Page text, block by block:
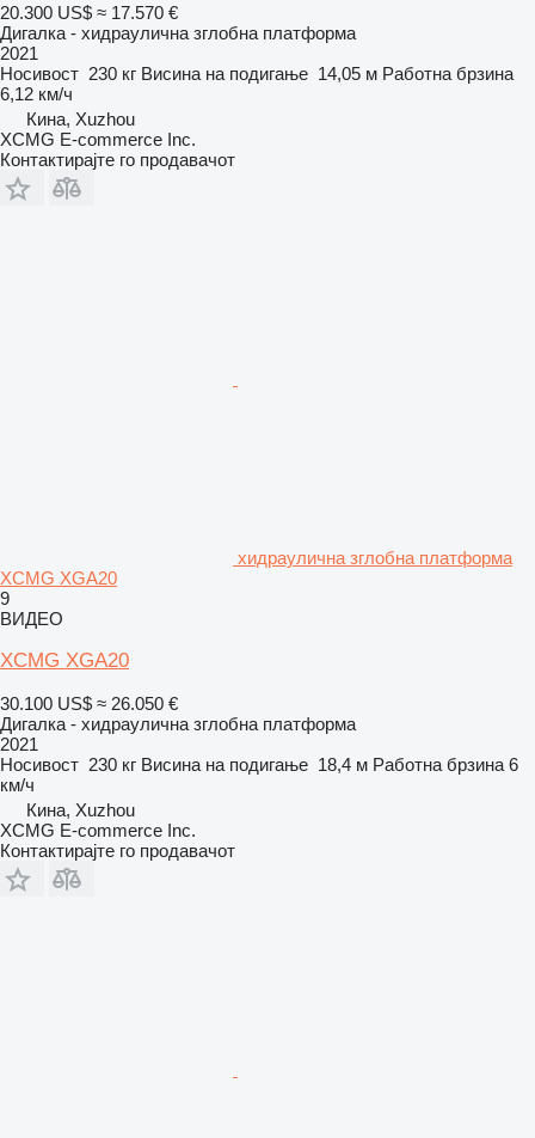
20.300 US$ ≈ 17.570 €
Дигалка - хидраулична зглобна платформа
2021
Носивост 230 кг Висина на подигање 14,05 м Работна брзина
6,12 км/ч
Кина, Xuzhou
XCMG E-commerce Inc.
Контактирајте го продавачот
хидраулична зглобна платформа
XCMG XGA20
9
ВИДЕО
XCMG XGA20
30.100 US$ ≈ 26.050 €
Дигалка - хидраулична зглобна платформа
2021
Носивост 230 кг Висина на подигање 18,4 м Работна брзина 6
км/ч
Кина, Xuzhou
XCMG E-commerce Inc.
Контактирајте го продавачот